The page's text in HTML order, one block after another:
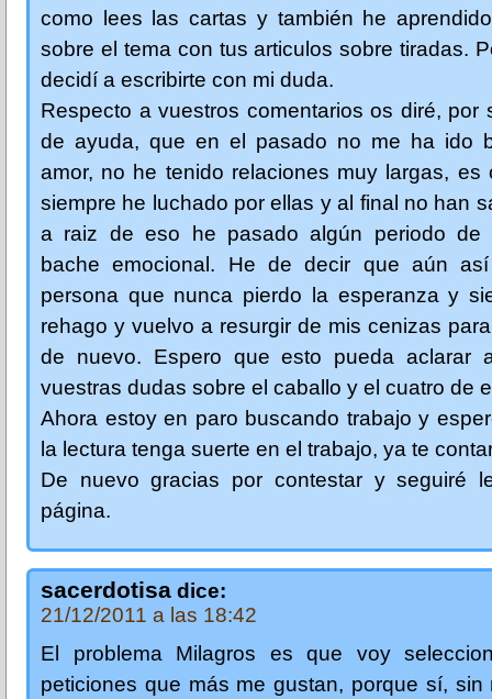
como lees las cartas y también he
sobre el tema con tus articulos sobre tiradas.
decidí a escribirte con mi duda.
Respecto a vuestros comentarios os diré, por
de ayuda, que en el pasado no me ha ido
amor, no he tenido relaciones muy largas, es
siempre he luchado por ellas y al final no han
a raiz de eso he pasado algún periodo de
bache emocional. He de decir que aún
persona que nunca pierdo la esperanza y
rehago y vuelvo a resurgir de mis cenizas
de nuevo. Espero que esto pueda aclarar
vuestras dudas sobre el caballo y el cuatro de
Ahora estoy en paro buscando trabajo y
la lectura tenga suerte en el trabajo, ya te
De nuevo gracias por contestar y seguiré
página.
sacerdotisa dice:
21/12/2011 a las 18:42
El problema Milagros es que voy
peticiones que más me gustan, porque sí, sin